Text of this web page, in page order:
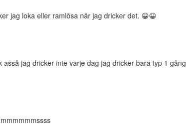
jag loka eller ramlösa när jag dricker det. 😀😀
jag dricker inte varje dag jag dricker bara typ 1 gång